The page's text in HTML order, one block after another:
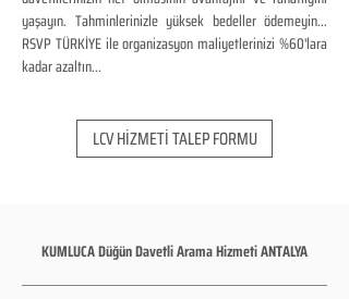
yaşayın. Tahminlerinizle yüksek bedeller ödemeyin...
RSVP TÜRKİYE ile organizasyon maliyetlerinizi %60'lara
kadar azaltın...
LCV HİZMETİ TALEP FORMU
KUMLUCA Düğün Davetli Arama Hizmeti ANTALYA